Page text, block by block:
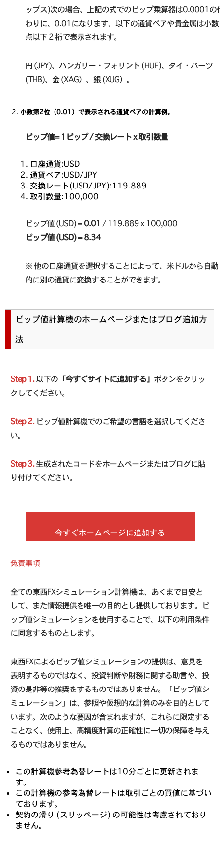
ップス)次の場合、上記の式でのピップ乗算器は0.0001の
わりに、0.01になります。以下の通貨ペアや貴金属は小数
点以下 2 桁で表示されます。
円 (JPY)、ハンガリー・フォリント (HUF)、タイ・バーツ
(THB)、金 (XAG）、銀 (XUG）。
小数第2位（0.01）で表示される通貨ペアの計算例。
ピップ値= 1ピップ / 交換レート x 取引数量
口座通貨:USD
通貨ペア:USD/JPY
交換レート(USD/JPY):119.889
取引数量:100,000
ピップ値 (USD) =0.01/ 119.889 x 100,000
ピップ値 (USD) = 8.34
※ 他の口座通貨を選択することによって、米ドルから自動
的に別の通貨に変換することができます。
ピップ値計算機のホームページまたはブログ追加方
法
Step 1.以下の 「今すぐサイトに追加する」 ボタンをクリッ
クしてください。
Step 2. ピップ値計算機でのご希望の言語を選択してくださ
い。
Step 3. 生成されたコードをホームページまたはブログに貼
り付けてください。
今すぐホームページに追加する
免責事項
全ての東西FXシミュレーション計算機は、あくまで目安と
して、また情報提供を唯一の目的とし提供しております。ピ
ップ値シミュレーションを使用することで、以下の利用条件
に同意するものとします。
東西FXによるピップ値シミュレーションの提供は、意見を
表明するものではなく、投資判断や財務に関する助言や、投
資の是非等の推奨をするものではありません。「ピップ値シ
ミュレーション」は、参照や仮想的な計算のみを目的として
います。次のような要因が含まれますが、これらに限定する
ことなく、使用上、高精度計算の正確性に一切の保障を与え
るものではありません。
この計算機参考為替レートは10分ごとに更新されま
す。
この計算機の参考為替レートは取引ごとの買値に基づい
ております。
契約の滑り (スリッページ) の可能性は考慮されており
ません。